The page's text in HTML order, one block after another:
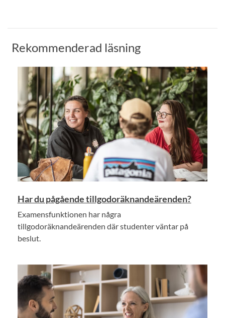
Rekommenderad läsning
Har du pågående tillgodoräknandeärenden?
Examensfunktionen har några
tillgodoräknandeärenden där studenter väntar på
beslut.